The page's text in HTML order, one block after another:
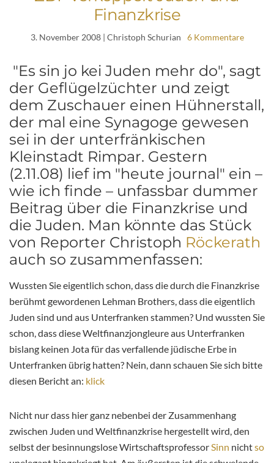
Finanzkrise
3. November 2008| Christoph Schurian 6 Kommentare
"Es sin jo kei Juden mehr do", sagt
der Geflügelzüchter und zeigt
dem Zuschauer einen Hühnerstall,
der mal eine Synagoge gewesen
sei in der unterfränkischen
Kleinstadt Rimpar. Gestern
(2.11.08) lief im "heute journal" ein –
wie ich finde – unfassbar dummer
Beitrag über die Finanzkrise und
die Juden. Man könnte das Stück
von Reporter Christoph Röckerath
auch so zusammenfassen:
Wussten Sie eigentlich schon, dass die durch die Finanzkrise
berühmt gewordenen Lehman Brothers, dass die eigentlich
Juden sind und aus Unterfranken stammen? Und wussten Sie
schon, dass diese Weltfinanzjongleure aus Unterfranken
bislang keinen Jota für das verfallende jüdische Erbe in
Unterfranken übrig hatten? Nein, dann schauen Sie sich bitte
diesen Bericht an: klick
Nicht nur dass hier ganz nebenbei der Zusammenhang
zwischen Juden und Weltfinanzkrise hergestellt wird, den
selbst der besinnungslose WirtschaftsprofessorSinn nichtso